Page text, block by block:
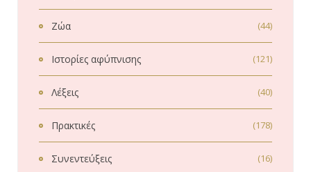
Ζώα (44)
Ιστορίες αφύπνισης (121)
Λέξεις (40)
Πρακτικές (178)
Συνεντεύξεις (16)